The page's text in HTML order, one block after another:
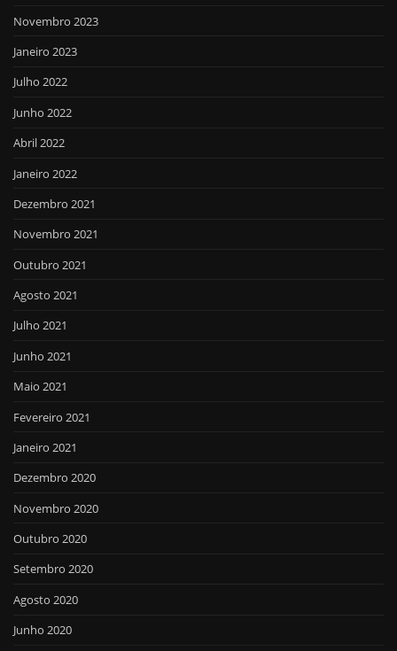
Novembro 2023
Janeiro 2023
Julho 2022
Junho 2022
Abril 2022
Janeiro 2022
Dezembro 2021
Novembro 2021
Outubro 2021
Agosto 2021
Julho 2021
Junho 2021
Maio 2021
Fevereiro 2021
Janeiro 2021
Dezembro 2020
Novembro 2020
Outubro 2020
Setembro 2020
Agosto 2020
Junho 2020